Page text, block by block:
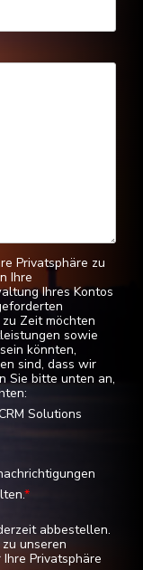
Privatsphäre zu
Ihre
Ihres Kontos
Zeit möchten
sowie
könnten,
sind, dass wir
bitte unten an,
Solutions
abbestellen.
unseren